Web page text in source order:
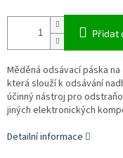
Přidat
Měděná odsávací páska
která slouží k odsávání
účinný nástroj pro
jiných elektronických
Detailní informace